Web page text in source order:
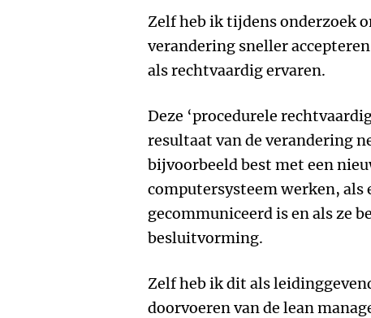
Zelf heb ik tijdens onderzoek
verandering sneller
als rechtvaardig ervaren.
Deze ‘procedurele
resultaat van de verandering
bijvoorbeeld best met een
computersysteem werken, als
gecommuniceerd is en als ze
besluitvorming.
Zelf heb ik dit als
doorvoeren van de lean